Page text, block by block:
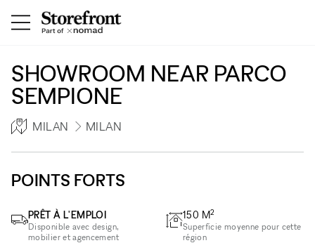
SHOWROOM NEAR PARCO
SEMPIONE
MILAN MILAN
POINTS FORTS
PRÊT À L'EMPLOI
Disponible avec design,
mobilier et agencement
150 M2
Superficie moyenne pour cette
région